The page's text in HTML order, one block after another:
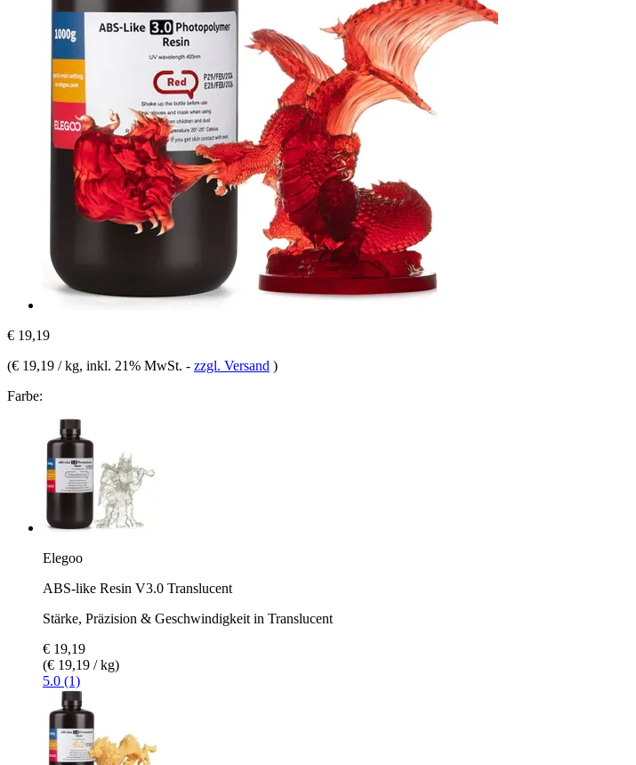
€ 19,19
(€ 19,19 / kg, inkl. 21% MwSt. - zzgl. Versand )
Farbe:
Elegoo
ABS-like Resin V3.0 Translucent
Stärke, Präzision & Geschwindigkeit in Translucent
€ 19,19
(€ 19,19 / kg)
5.0 (1)